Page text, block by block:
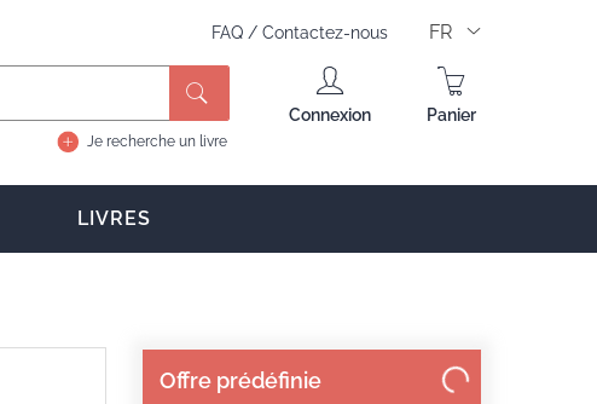
FAQ / Contactez-nous FR
Je recherche un livre
Connexion Panier
LIVRES
Offre prédéfinie